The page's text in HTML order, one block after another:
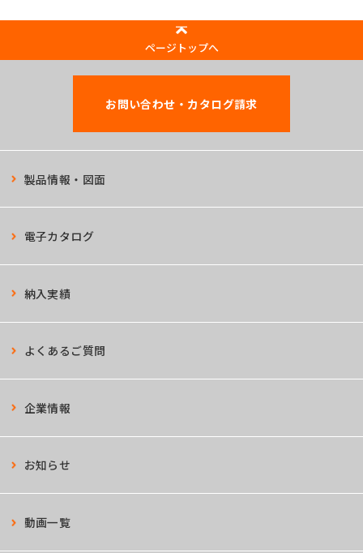
ページトップへ
製品情報・図面
電子カタログ
納入実績
よくあるご質問
お問い合わせ・カタログ請求
企業情報
お知らせ
動画一覧